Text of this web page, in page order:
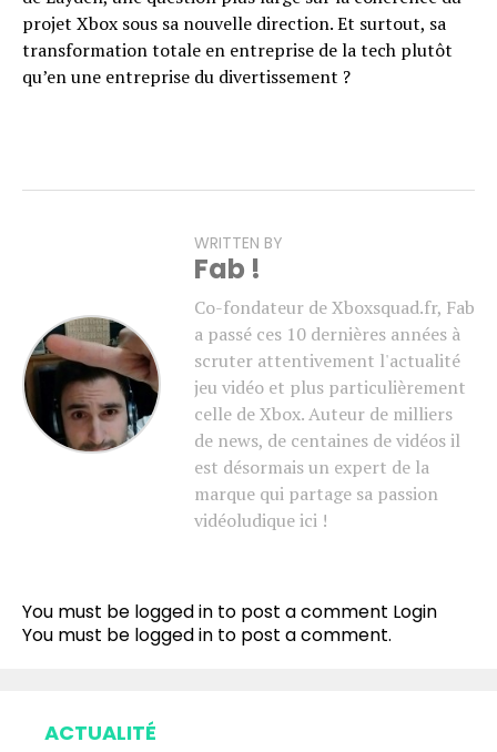
projet Xbox sous sa nouvelle direction. Et surtout, sa
transformation totale en entreprise de la tech plutôt
qu’en une entreprise du divertissement ?
WRITTEN BY
Fab !
Co-fondateur de Xboxsquad.fr, Fab
a passé ces 10 dernières années à
scruter attentivement l'actualité
jeu vidéo et plus particulièrement
celle de Xbox. Auteur de milliers
de news, de centaines de vidéos il
est désormais un expert de la
marque qui partage sa passion
vidéoludique ici !
You must be logged in to post a comment Login
You must be logged in to post a comment.
ACTUALITÉ